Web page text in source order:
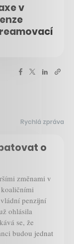
v
Rychlá zpráva
o
změnami v
koaličními
penzijní
ohlásila
se, že
budou jednat